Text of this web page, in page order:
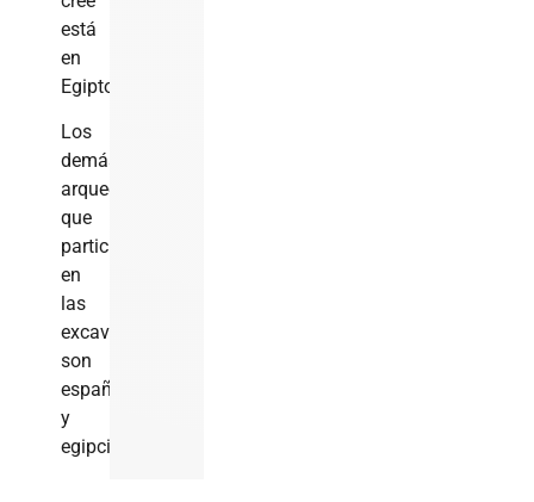
está
en
Egipto.
Los
demás
arqueólogos
que
participan
en
las
excavaciones
son
españoles
y
egipcios.